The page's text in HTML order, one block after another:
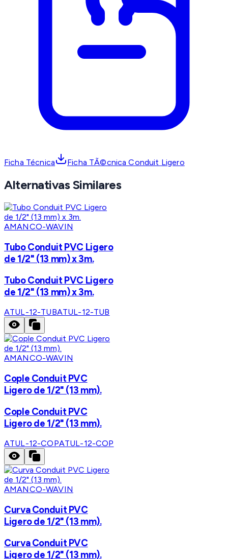
Ficha Técnica Ficha TÃ©cnica Conduit Ligero
Alternativas Similares
AMANCO-WAVIN
Tubo Conduit PVC Ligero
de 1/2" (13 mm) x 3m.
Tubo Conduit PVC Ligero
de 1/2" (13 mm) x 3m.
ATUL-12-TUBATUL-12-TUB
AMANCO-WAVIN
Cople Conduit PVC
Ligero de 1/2" (13 mm).
Cople Conduit PVC
Ligero de 1/2" (13 mm).
ATUL-12-COPATUL-12-COP
AMANCO-WAVIN
Curva Conduit PVC
Ligero de 1/2" (13 mm).
Curva Conduit PVC
Ligero de 1/2" (13 mm).